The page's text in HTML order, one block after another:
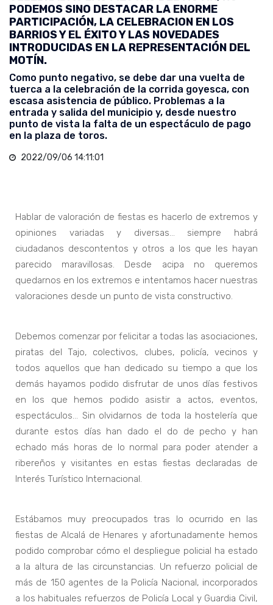
PODEMOS SINO DESTACAR LA ENORME
PARTICIPACIÓN, LA CELEBRACION EN LOS
BARRIOS Y EL ÉXITO Y LAS NOVEDADES
INTRODUCIDAS EN LA REPRESENTACIÓN DEL
MOTÍN.
Como punto negativo, se debe dar una vuelta de
tuerca a la celebración de la corrida goyesca, con
escasa asistencia de público. Problemas a la
entrada y salida del municipio y, desde nuestro
punto de vista la falta de un espectáculo de pago
en la plaza de toros.
2022/09/06 14:11:01
Hablar de valoración de fiestas es hacerlo de extremos y
opiniones variadas y diversas… siempre habrá
ciudadanos descontentos y otros a los que les hayan
parecido maravillosas. Desde acipa no queremos
quedarnos en los extremos e intentamos hacer nuestras
valoraciones desde un punto de vista constructivo.
Debemos comenzar por felicitar a todas las asociaciones,
piratas del Tajo, colectivos, clubes, policía, vecinos y
todos aquellos que han dedicado su tiempo a que los
demás hayamos podido disfrutar de unos días festivos
en los que hemos podido asistir a actos, eventos,
espectáculos… Sin olvidarnos de toda la hostelería que
durante estos días han dado el do de pecho y han
echado más horas de lo normal para poder atender a
ribereños y visitantes en estas fiestas declaradas de
Interés Turístico Internacional.
Estábamos muy preocupados tras lo ocurrido en las
fiestas de Alcalá de Henares y afortunadamente hemos
podido comprobar cómo el despliegue policial ha estado
a la altura de las circunstancias. Un refuerzo policial de
más de 150 agentes de la Policía Nacional, incorporados
a los habituales refuerzos de Policía Local y Guardia Civil,